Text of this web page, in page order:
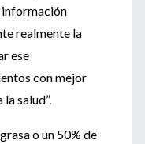
realmente la
ese
con mejor
salud”.
o un 50% de